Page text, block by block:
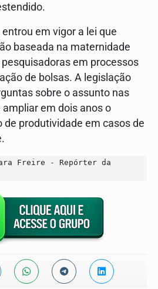
em vigor a lei que
baseada na maternidade
em processos
de bolsas. A legislação
sobre o assunto nas
em dois anos o
de produtividade em casos de
Freire - Repórter da